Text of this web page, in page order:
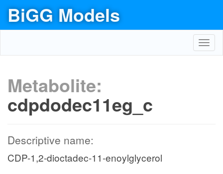
BiGG Models
Metabolite:
cdpdodec11eg_c
Descriptive name:
CDP-1,2-dioctadec-11-enoylglycerol